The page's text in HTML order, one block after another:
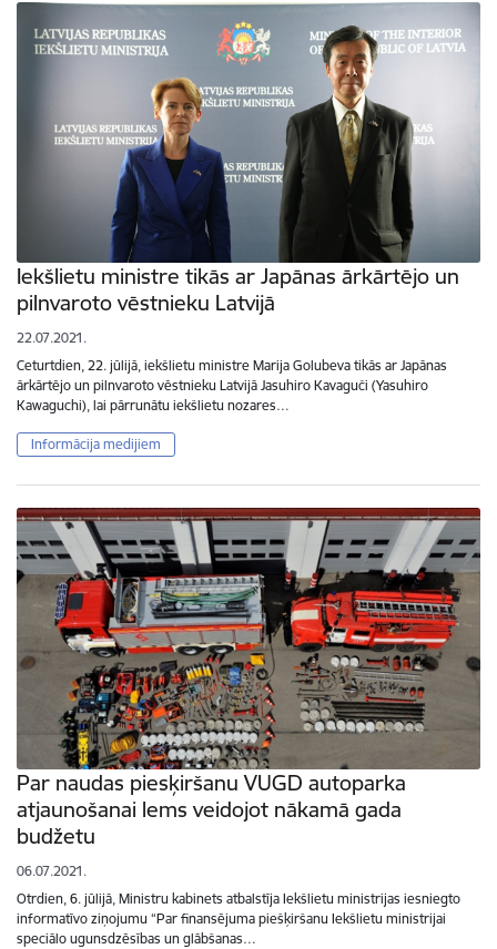
Iekšlietu ministre tikās ar Japānas ārkārtējo un
pilnvaroto vēstnieku Latvijā
22.07.2021.
Ceturtdien, 22. jūlijā, iekšlietu ministre Marija Golubeva tikās ar Japānas
ārkārtējo un pilnvaroto vēstnieku Latvijā Jasuhiro Kavaguči (Yasuhiro
Kawaguchi), lai pārrunātu iekšlietu nozares…
Informācija medijiem
Par naudas piesķiršanu VUGD autoparka
atjaunošanai lems veidojot nākamā gada
budžetu
06.07.2021.
Otrdien, 6. jūlijā, Ministru kabinets atbalstīja Iekšlietu ministrijas iesniegto
informatīvo ziņojumu “Par finansējuma piešķiršanu Iekšlietu ministrijai
speciālo ugunsdzēsības un glābšanas…